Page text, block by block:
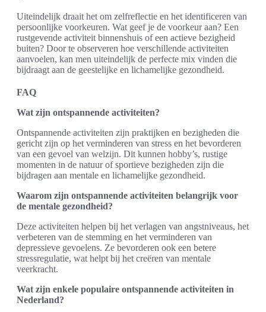
Uiteindelijk draait het om zelfreflectie en het identificeren van
persoonlijke voorkeuren. Wat geef je de voorkeur aan? Een
rustgevende activiteit binnenshuis of een actieve bezigheid
buiten? Door te observeren hoe verschillende activiteiten
aanvoelen, kan men uiteindelijk de perfecte mix vinden die
bijdraagt aan de geestelijke en lichamelijke gezondheid.
FAQ
Wat zijn ontspannende activiteiten?
Ontspannende activiteiten zijn praktijken en bezigheden die
gericht zijn op het verminderen van stress en het bevorderen
van een gevoel van welzijn. Dit kunnen hobby’s, rustige
momenten in de natuur of sportieve bezigheden zijn die
bijdragen aan mentale en lichamelijke gezondheid.
Waarom zijn ontspannende activiteiten belangrijk voor
de mentale gezondheid?
Deze activiteiten helpen bij het verlagen van angstniveaus, het
verbeteren van de stemming en het verminderen van
depressieve gevoelens. Ze bevorderen ook een betere
stressregulatie, wat helpt bij het creëren van mentale
veerkracht.
Wat zijn enkele populaire ontspannende activiteiten in
Nederland?